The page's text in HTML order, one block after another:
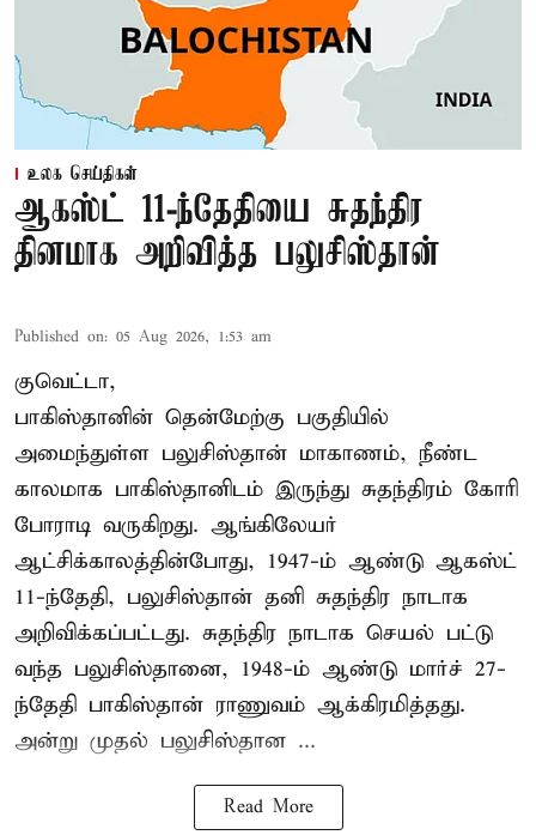
உலக செய்திகள்
ஆகஸ்ட் 11-ந்தேதியை சுதந்திர
தினமாக அறிவித்த பலுசிஸ்தான்
Published on: 05 Aug 2026, 1:53 am
குவெட்டா,
பாகிஸ்தானின் தென்மேற்கு பகுதியில்
அமைந்துள்ள பலுசிஸ்தான் மாகாணம், நீண்ட
காலமாக பாகிஸ்தானிடம் இருந்து சுதந்திரம் கோரி
போராடி வருகிறது. ஆங்கிலேயர்
ஆட்சிக்காலத்தின்போது, 1947-ம் ஆண்டு ஆகஸ்ட்
11-ந்தேதி, பலுசிஸ்தான் தனி சுதந்திர நாடாக
அறிவிக்கப்பட்டது. சுதந்திர நாடாக செயல் பட்டு
வந்த பலுசிஸ்தானை, 1948-ம் ஆண்டு மார்ச் 27-
ந்தேதி பாகிஸ்தான் ராணுவம் ஆக்கிரமித்தது.
அன்று முதல் பலுசிஸ்தான ...
Read More